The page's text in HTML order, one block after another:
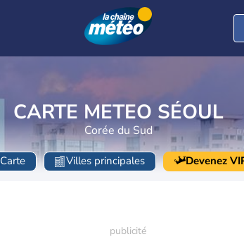
CARTE METEO SÉOUL
Corée du Sud
Carte Villes principales Devenez